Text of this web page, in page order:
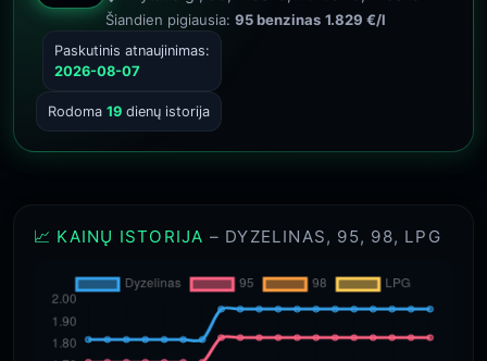
Šiandien pigiausia: 95 benzinas 1.829 €/l
Paskutinis atnaujinimas:
2026-08-07
Rodoma 19 dienų istorija
📈 KAINŲ ISTORIJA – DYZELINAS, 95, 98, LPG